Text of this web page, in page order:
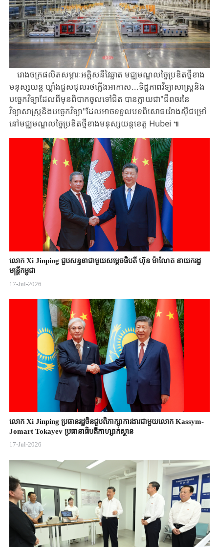
រោងចក្រ​ផលិតសម្ភារៈ​អគ្គិសនី​​វៃឆ្លាត មជ្ឈមណ្ឌល​ច្នៃប្រឌិតថ្មី​ខាង​
មនុស្សយន្ត​​ ឃ្លាំងជួសជុល​រថភ្លើង​​អាកាស...ទិដ្ឋភាពវិទ្យាសាស្ត្រនិង​
បច្ចេកវិទ្យា​ដែល​ពីមុន​ពិបាក​ចូលទៅជិត​ បានក្លាយជា​"​ជីពចរនៃ​
វិទ្យាសាស្ត្រនិង​បច្ចេកវិទ្យា"​ដែលអាច​ទទួល​បទពិសោធ​យ៉ាង​ស៊ីជម្រៅ​
នៅមជ្ឈមណ្ឌល​ច្នៃប្រឌិតថ្មី​ខាង​មនុស្សយន្ត​ខេត្ត Hubei ៕
លោក Xi Jinping ជួបសន្ទនាជាមួយសម្តេចធិបតី ហ៊ុន ម៉ាណែត នាយករដ្ឋ
មន្ត្រីកម្ពុជា
17-Jul-2026
លោក Xi Jinping ប្រធានរដ្ឋចិន​ជួបពិភាក្សា​ការងារជាមួយ​លោក Kassym-
Jomart ​Tokayev ​ប្រធានាធិបតី​កាហ្សាក់ស្ថាន​
17-Jul-2026